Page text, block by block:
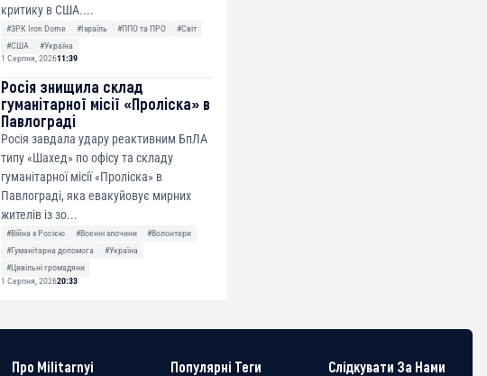
критику в США....
#ЗРК Iron Dome #Ізраїль #ППО та ПРО
#Світ
#США
#Україна
1 Серпня, 202611:39
Росія знищила склад
гуманітарної місії «Проліска» в
Павлограді
Росія завдала удару реактивним БпЛА
типу «Шахед» по офісу та складу
гуманітарної місії «Проліска» в
Павлограді, яка евакуйовує мирних
жителів із зо...
#Війна з Росією #Воєнні злочини
#Волонтери
#Гуманітарна допомога
#Україна
#Цивільні громадяни
1 Серпня, 202620:33
Про Militarnyi Популярні Теги Слідкувати За Нами